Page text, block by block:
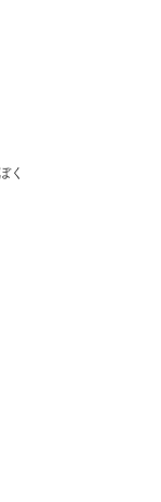
く